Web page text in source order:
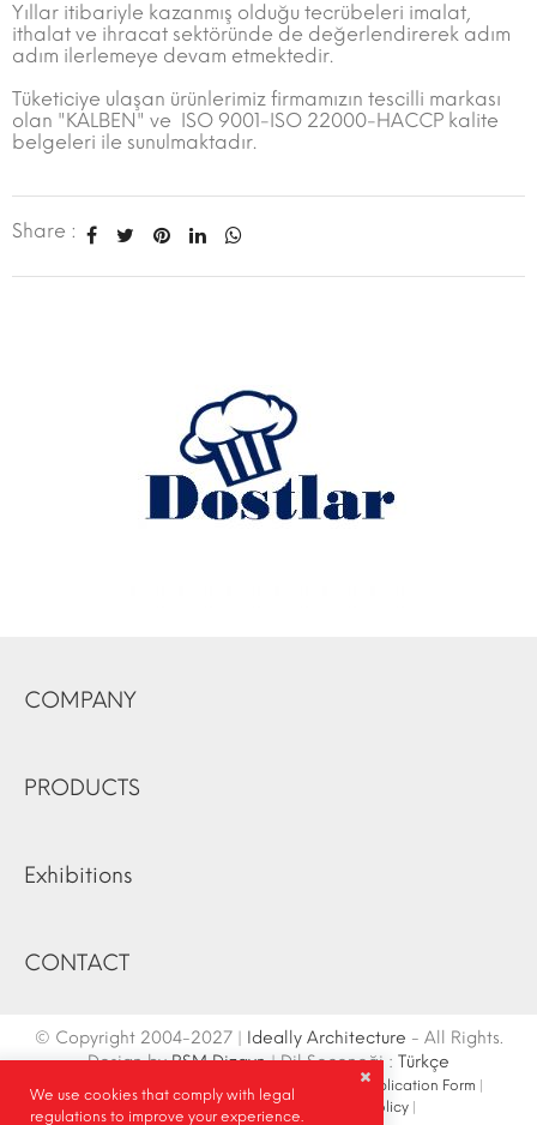
Yıllar itibariyle kazanmış olduğu tecrübeleri imalat,
ithalat ve ihracat sektöründe de değerlendirerek adım
adım ilerlemeye devam etmektedir.
Tüketiciye ulaşan ürünlerimiz firmamızın tescilli markası
olan "KALBEN" ve ISO 9001-ISO 22000-HACCP kalite
belgeleri ile sunulmaktadır.
Share :
COMPANY
PRODUCTS
Exhibitions
CONTACT
© Copyright 2004-2027 | Ideally Architecture - All Rights.
Design byRSM Dizayn| Dil Seçeneği : Türkçe
Contact Info | Site Map Fair Stand Application Form
| Social Media Privacy Policy
We use cookies that comply with legal
regulations to improve your experience.